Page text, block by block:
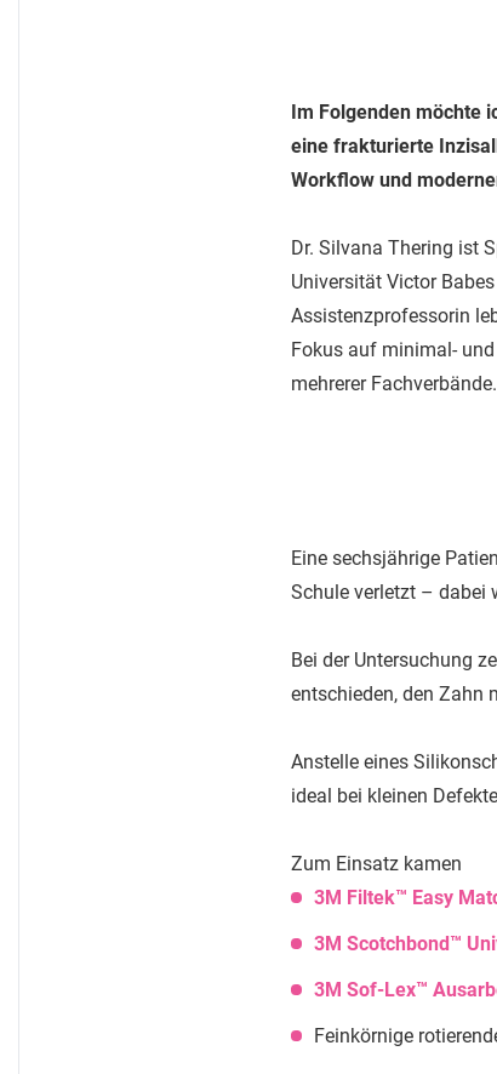
Im Folgenden möchte
eine frakturierte
Workflow und
Dr. Silvana Thering ist
Universität Victor
Assistenzprofessorin
Fokus auf minimal-
mehrerer Fachverbände.
Eine sechsjährige
Schule verletzt – dabei
Bei der Untersuchung
entschieden, den Zahn
Anstelle eines
ideal bei kleinen
Zum Einsatz kamen
3M Filtek™ Easy
3M Scotchbond™
3M Sof-Lex™
Feinkörnige